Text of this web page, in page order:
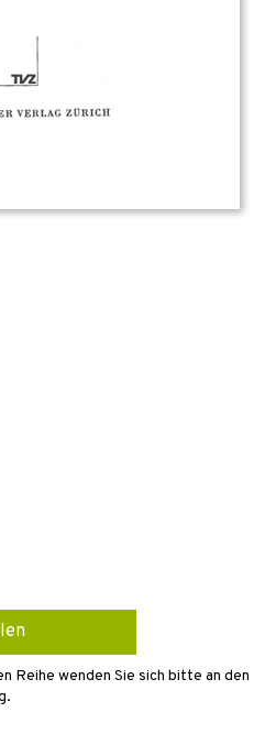
Reihe wenden Sie sich bitte an den